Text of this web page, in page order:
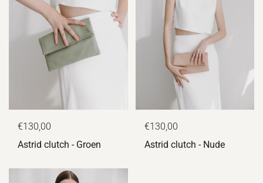
€130,00
Astrid clutch - Groen
€130,00
Astrid clutch - Nude